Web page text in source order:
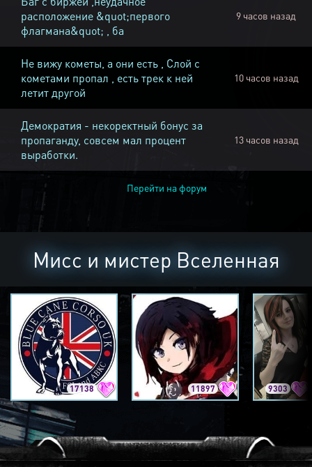
расположение &quot;первого
флагмана&quot; , ба
9 часов назад
Не вижу кометы, а они есть , Слой с
кометами пропал , есть трек к ней
летит другой
10 часов назад
Демократия - некоректный бонус за
пропаганду, совсем мал процент
выработки.
13 часов назад
Перейти на форум
Мисс и мистер Вселенная
17138 11897 9303